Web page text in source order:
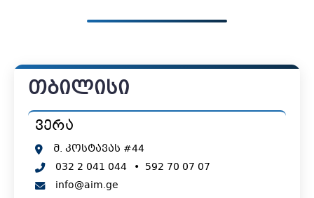
თბილისი
ვერა
მ. კოსტავას #44
032 2 041 044 • 592 70 07 07
info@aim.ge